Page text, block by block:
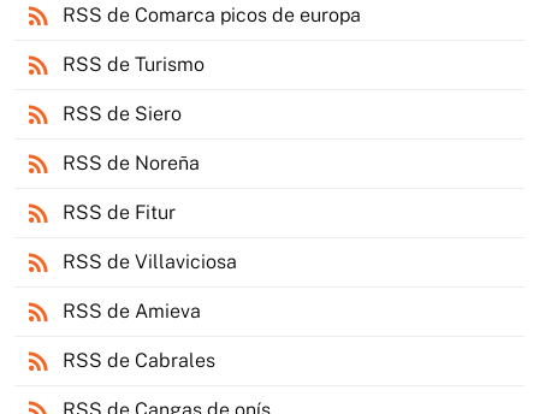
rss_feed RSS de Comarca picos de europa
rss_feed RSS de Turismo
rss_feed RSS de Siero
rss_feed RSS de Noreña
rss_feed RSS de Fitur
rss_feed RSS de Villaviciosa
rss_feed RSS de Amieva
rss_feed RSS de Cabrales